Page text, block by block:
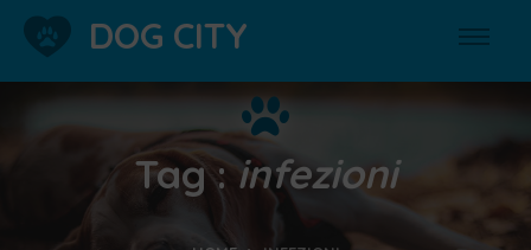
DOG CITY
Tag :infezioni